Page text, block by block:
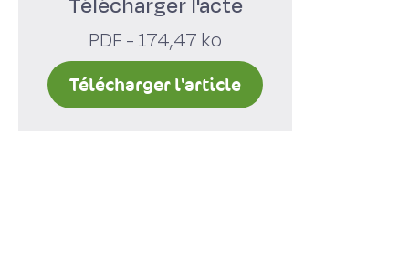
PDF - 174,47 ko
Télécharger l'article